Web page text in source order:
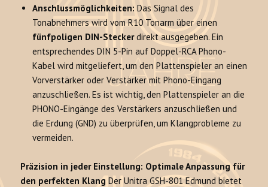
Anschlussmöglichkeiten: Das Signal des
Tonabnehmers wird vom R10 Tonarm über einen
fünfpoligen DIN-Steckerdirekt ausgegeben. Ein
entsprechendes DIN 5-Pin auf Doppel-RCA Phono-
Kabel wird mitgeliefert, um den Plattenspieler an einen
Vorverstärker oder Verstärker mit Phono-Eingang
anzuschließen. Es ist wichtig, den Plattenspieler an die
PHONO-Eingänge des Verstärkers anzuschließen und
die Erdung (GND) zu überprüfen, um Klangprobleme zu
vermeiden.
Präzision in jeder Einstellung: Optimale Anpassung für
den perfekten Klang Der Unitra GSH-801 Edmund bietet